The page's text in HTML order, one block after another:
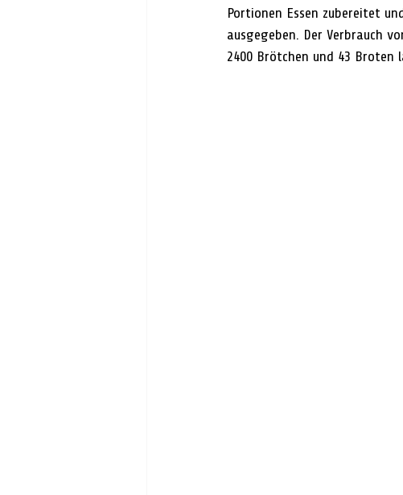
Portionen Essen zubereitet
ausgegeben. Der Verbrauch
2400 Brötchen und 43 Broten